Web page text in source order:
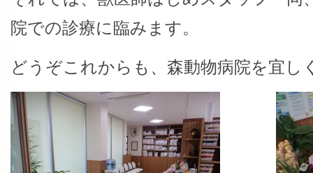
院での診療に臨みます。
どうぞこれからも、森動物病院を宜し